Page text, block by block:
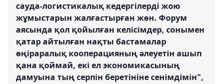
сауда-логистикалық кедергілерді жою
жұмыстарын жалғастырған жөн. Форум
аясында қол қойылған келісімдер, сонымен
қатар айтылған нақты бастамалар
өңіраралық кооперацияның әлеуетін ашып
қана қоймай, екі ел экономикасының
дамуына тың серпін беретініне сенімдімін",